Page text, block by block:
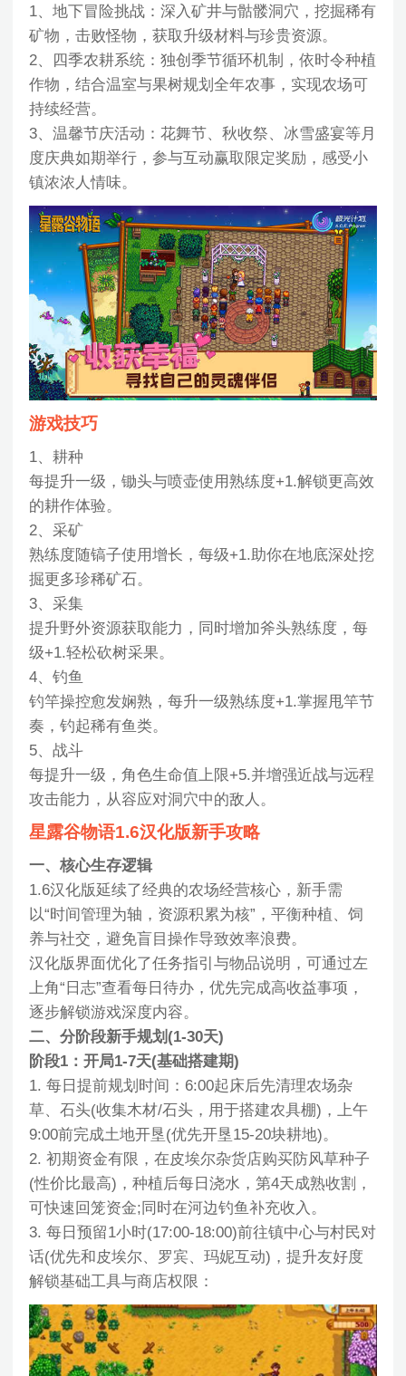
1、地下冒险挑战：深入矿井与骷髅洞穴，挖掘稀有
矿物，击败怪物，获取升级材料与珍贵资源。
2、四季农耕系统：独创季节循环机制，依时令种植
作物，结合温室与果树规划全年农事，实现农场可
持续经营。
3、温馨节庆活动：花舞节、秋收祭、冰雪盛宴等月
度庆典如期举行，参与互动赢取限定奖励，感受小
镇浓浓人情味。
游戏技巧
1、耕种
每提升一级，锄头与喷壶使用熟练度+1.解锁更高效
的耕作体验。
2、采矿
熟练度随镐子使用增长，每级+1.助你在地底深处挖
掘更多珍稀矿石。
3、采集
提升野外资源获取能力，同时增加斧头熟练度，每
级+1.轻松砍树采果。
4、钓鱼
钓竿操控愈发娴熟，每升一级熟练度+1.掌握甩竿节
奏，钓起稀有鱼类。
5、战斗
每提升一级，角色生命值上限+5.并增强近战与远程
攻击能力，从容应对洞穴中的敌人。
星露谷物语1.6汉化版新手攻略
一、核心生存逻辑
1.6汉化版延续了经典的农场经营核心，新手需
以“时间管理为轴，资源积累为核”，平衡种植、饲
养与社交，避免盲目操作导致效率浪费。
汉化版界面优化了任务指引与物品说明，可通过左
上角“日志”查看每日待办，优先完成高收益事项，
逐步解锁游戏深度内容。
二、分阶段新手规划(1-30天)
阶段1：开局1-7天(基础搭建期)
1. 每日提前规划时间：6:00起床后先清理农场杂
草、石头(收集木材/石头，用于搭建农具棚)，上午
9:00前完成土地开垦(优先开垦15-20块耕地)。
2. 初期资金有限，在皮埃尔杂货店购买防风草种子
(性价比最高)，种植后每日浇水，第4天成熟收割，
可快速回笼资金;同时在河边钓鱼补充收入。
3. 每日预留1小时(17:00-18:00)前往镇中心与村民对
话(优先和皮埃尔、罗宾、玛妮互动)，提升友好度
解锁基础工具与商店权限：